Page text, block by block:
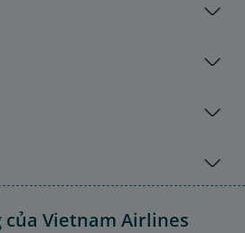
Vietnam Airlines